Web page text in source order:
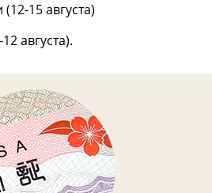
15 августа)
августа).